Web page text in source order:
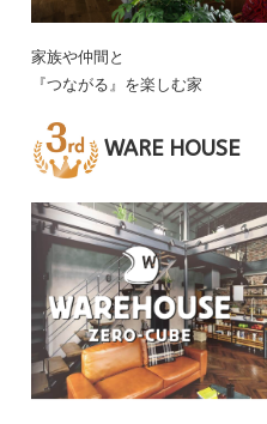
家族や仲間と
『つながる』を楽しむ家
WARE HOUSE